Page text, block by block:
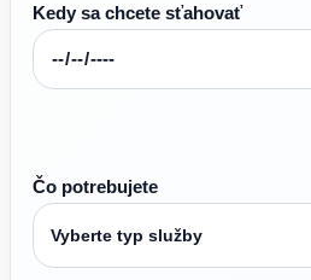
Kedy sa chcete sťahovať
Čo potrebujete